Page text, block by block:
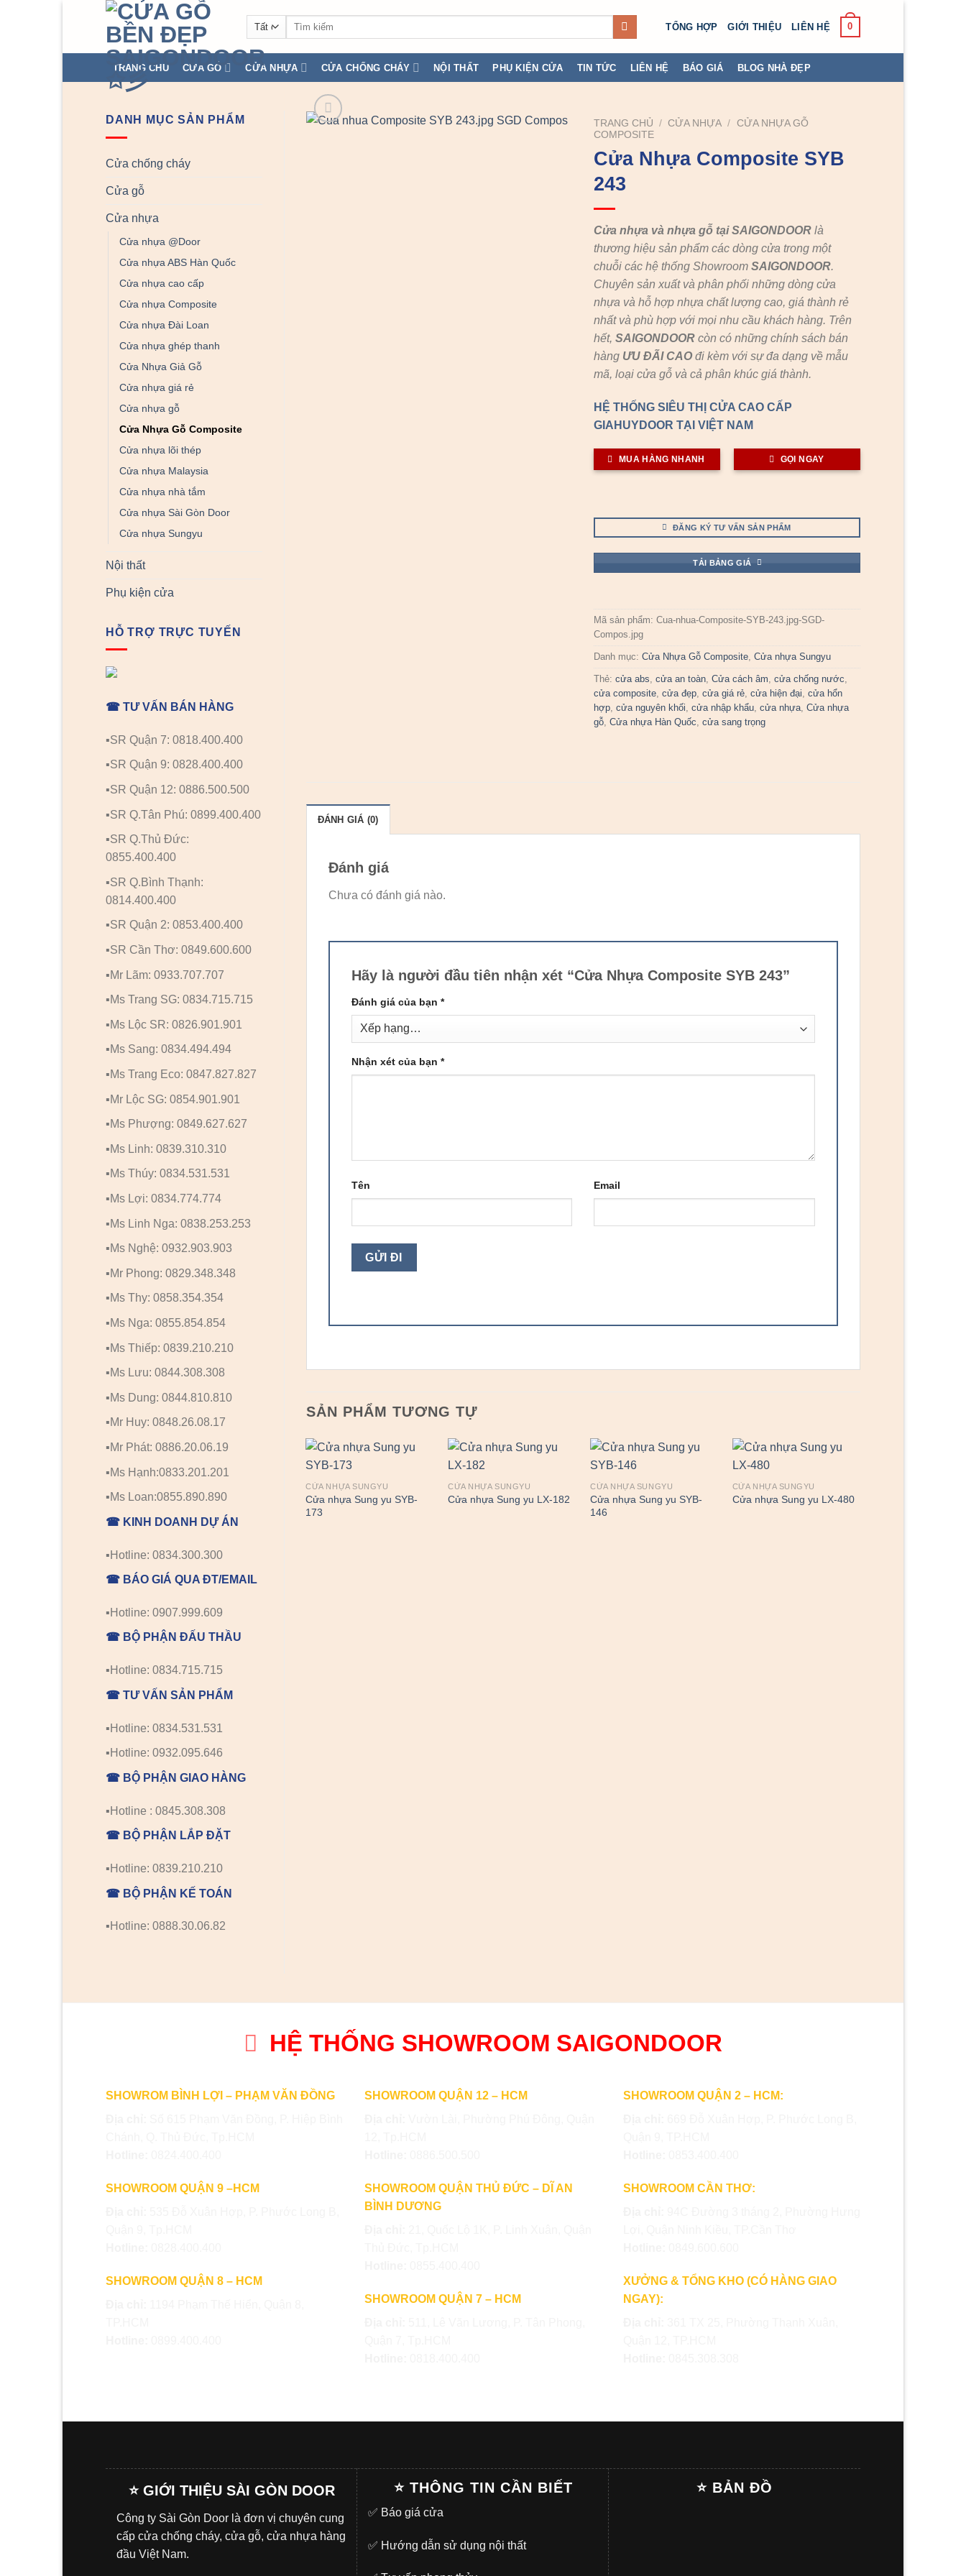
Tìm
TỔNG HỢP GIỚI THIỆU LIÊN HỆ 0
TRANG CHỦ CỬA GỖ CỬA NHỰA CỬA CHỐNG CHÁY NỘI THẤT PHỤ KIỆN CỬA TIN TỨC LIÊN HỆ BÁO GIÁ BLOG NHÀ ĐẸP
DANH MỤC SẢN PHẨM
Cửa chống cháy
Cửa gỗ
Cửa nhựa
Cửa nhựa @Door
Cửa nhựa ABS Hàn Quốc
Cửa nhựa cao cấp
Cửa nhựa Composite
Cửa nhựa Đài Loan
Cửa nhựa ghép thanh
Cửa Nhựa Giả Gỗ
Cửa nhựa giá rẻ
Cửa nhựa gỗ
Cửa Nhựa Gỗ Composite
Cửa nhựa lõi thép
Cửa nhựa Malaysia
Cửa nhựa nhà tắm
Cửa nhựa Sài Gòn Door
Cửa nhựa Sungyu
Nội thất
Phụ kiện cửa
HỖ TRỢ TRỰC TUYẾN
☎ TƯ VẤN BÁN HÀNG
▪️SR Quận 7: 0818.400.400
▪️SR Quận 9: 0828.400.400
▪️SR Quận 12: 0886.500.500
▪️SR Q.Tân Phú: 0899.400.400
▪️SR Q.Thủ Đức:
0855.400.400
▪️SR Q.Bình Thạnh:
0814.400.400
▪️SR Quận 2: 0853.400.400
▪️SR Cần Thơ: 0849.600.600
▪️Mr Lãm: 0933.707.707
▪️Ms Trang SG: 0834.715.715
▪️Ms Lộc SR: 0826.901.901
▪️Ms Sang: 0834.494.494
▪️Ms Trang Eco: 0847.827.827
▪️Mr Lộc SG: 0854.901.901
▪️Ms Phượng: 0849.627.627
▪️Ms Linh: 0839.310.310
▪️Ms Thúy: 0834.531.531
▪️Ms Lợi: 0834.774.774
▪️Ms Linh Nga: 0838.253.253
▪️Ms Nghệ: 0932.903.903
▪️Mr Phong: 0829.348.348
▪️Ms Thy: 0858.354.354
▪️Ms Nga: 0855.854.854
▪️Ms Thiếp: 0839.210.210
▪️Ms Lưu: 0844.308.308
▪️Ms Dung: 0844.810.810
▪️Mr Huy: 0848.26.08.17
▪️Mr Phát: 0886.20.06.19
▪️Ms Hạnh:0833.201.201
▪️Ms Loan:0855.890.890
☎ KINH DOANH DỰ ÁN
▪️Hotline: 0834.300.300
☎ BÁO GIÁ QUA ĐT/EMAIL
▪️Hotline: 0907.999.609
☎ BỘ PHẬN ĐẤU THẦU
▪️Hotline: 0834.715.715
☎ TƯ VẤN SẢN PHẨM
▪️Hotline: 0834.531.531
▪️Hotline: 0932.095.646
☎ BỘ PHẬN GIAO HÀNG
▪️Hotline : 0845.308.308
☎ BỘ PHẬN LẮP ĐẶT
▪️Hotline: 0839.210.210
☎ BỘ PHẬN KẾ TOÁN
▪️Hotline: 0888.30.06.82
TRANG CHỦ / CỬA NHỰA / CỬA NHỰA GỖ
COMPOSITE
Cửa Nhựa Composite SYB
243
Cửa nhựa và nhựa gỗ tại SAIGONDOOR là
thương hiệu sản phẩm các dòng cửa trong một
chuỗi các hệ thống ShowroomSAIGONDOOR.
Chuyên sản xuất và phân phối những dòng cửa
nhựa và hỗ hợp nhựa chất lượng cao, giá thành rẻ
nhất và phù hợp với mọi nhu cầu khách hàng. Trên
hết,SAIGONDOOR còn có những chính sách bán
hàng ƯU ĐÃI CAOđi kèm với sự đa dạng về mẫu
mã, loại cửa gỗ và cả phân khúc giá thành.
HỆ THỐNG SIÊU THỊ CỬA CAO CẤP
GIAHUYDOOR TẠI VIỆT NAM
MUA HÀNG NHANH GỌI NGAY
ĐĂNG KÝ TƯ VẤN SẢN PHẨM
TẢI BẢNG GIÁ
Mã sản phẩm:Cua-nhua-Composite-SYB-243.jpg-SGD-
Compos.jpg
Danh mục:Cửa Nhựa Gỗ Composite,Cửa nhựa Sungyu
Thẻ:cửa abs,cửa an toàn,Cửa cách âm,cửa chống nước,
cửa composite,cửa đẹp,cửa giá rẻ,cửa hiện đại,cửa hổn
hợp,cửa nguyên khối,cửa nhập khẩu,cửa nhựa,Cửa nhựa
gỗ,Cửa nhựa Hàn Quốc,cửa sang trọng
ĐÁNH GIÁ (0)
Đánh giá
Chưa có đánh giá nào.
Hãy là người đầu tiên nhận xét “Cửa Nhựa Composite SYB 243”
Đánh giá của bạn *
Nhận xét của bạn *
Tên Email
SẢN PHẨM TƯƠNG TỰ
CỬA NHỰA SUNGYU
Cửa nhựa Sung yu SYB-
173
CỬA NHỰA SUNGYU
Cửa nhựa Sung yu LX-182
CỬA NHỰA SUNGYU
Cửa nhựa Sung yu SYB-
146
CỬA NHỰA SUNGYU
Cửa nhựa Sung yu LX-480
HỆ THỐNG SHOWROOM SAIGONDOOR
SHOWROM BÌNH LỢI – PHẠM VĂN ĐỒNG
SHOWROOM QUẬN 9 –HCM
SHOWROOM QUẬN 8 – HCM
SHOWROOM QUẬN 12 – HCM
SHOWROOM QUẬN THỦ ĐỨC – DĨ AN
BÌNH DƯƠNG
SHOWROOM QUẬN 7 – HCM
SHOWROOM QUẬN 2 – HCM:
SHOWROOM CẦN THƠ:
XƯỞNG & TỔNG KHO (CÓ HÀNG GIAO
NGAY):
⭐ GIỚI THIỆU SÀI GÒN DOOR
Công ty Sài Gòn Door là đơn vị chuyên cung
cấp cửa chống cháy, cửa gỗ, cửa nhựa hàng
đầu Việt Nam.
⭐ THÔNG TIN CẦN BIẾT
✅ Báo giá cửa
✅ Hướng dẫn sử dụng nội thất
⭐ BẢN ĐỒ